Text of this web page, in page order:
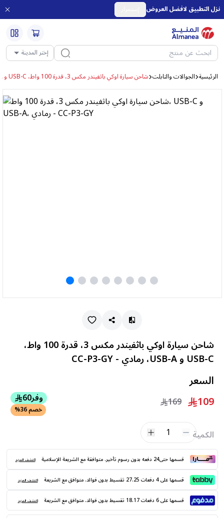
نزل التطبيق لافضل العروض
إختر المدينة
الرئيسية الجوالات والتابلت شاحن سيارة اوكي باثفيندر مكس 3، قدرة 100 واط، USB-C و USB-A، رمادي - CC-P3-GY
شاحن سيارة اوكي باثفيندر مكس 3، قدرة 100 واط،
USB-C و USB-A، رمادي - CC-P3-GY
السعر
109
169 وفر60
خصم 36%
الكمية 1
قسمها حتى24 دفعه بدون رسوم تأخير. متوافقة مع الشريعة الإسلامية اكتشف المزيد
قسمها على 4 دفعات 27.25 تقسيط بدون فوائد. متوافق مع الشريعة اكتشف المزيد
قسمها على 6 دفعات 18.17 تقسيط بدون فوائد. متوافق مع الشريعة اكتشف المزيد